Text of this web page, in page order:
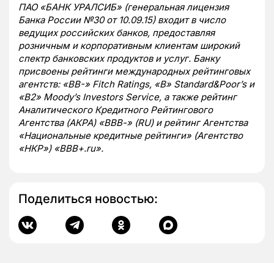
ПАО «БАНК УРАЛСИБ» (генеральная лицензия
Банка России №30 от 10.09.15) входит в число
ведущих российских банков, предоставляя
розничным и корпоративным клиентам широкий
спектр банковских продуктов и услуг. Банку
присвоены рейтинги международных рейтинговых
агентств: «ВB-» Fitch Ratings, «B» Standard&Poor’sи
«B2» Moody’s Investors Service, а также рейтинг
Аналитического Кредитного Рейтингового
Агентства (АКРА) «ВВВ-» (RU) и рейтинг Агентства
«Национальные кредитные рейтинги» (Агентство
«НКР») «ВВВ+.ru».
Поделиться новостью: